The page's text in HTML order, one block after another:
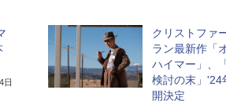
日
クリストファ
ラン最新作「
ハイマー」、
検討の末」'24
開決定